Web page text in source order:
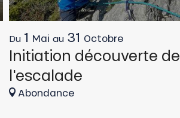
Du 1 Mai au 31 Octobre
Initiation découverte de
l'escalade
Abondance